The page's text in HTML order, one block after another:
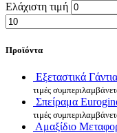
Ελάχιστη τιμή
Προϊόντα
Εξεταστικά
τιμές
Σπείραμα
τιμές
Αμαξίδιο